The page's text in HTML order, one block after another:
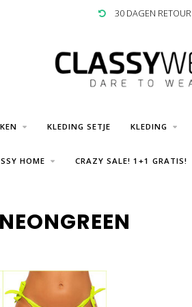
30 DAGEN RETOUR
KLEDING SETJE KLEDING
HOME CRAZY SALE! 1+1 GRATIS!